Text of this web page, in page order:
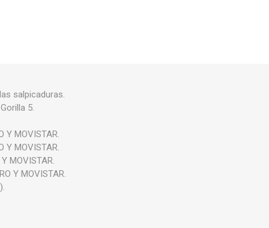
salpicaduras.
5.
Y MOVISTAR.
Y MOVISTAR.
MOVISTAR.
Y MOVISTAR.